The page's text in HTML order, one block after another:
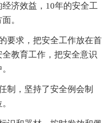
济效益，10年的安全工
。
要求，把安全工作放在首
教育工作，把安全意识
制，坚持了安全例会制